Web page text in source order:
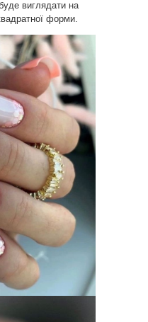
виглядати на
форми.